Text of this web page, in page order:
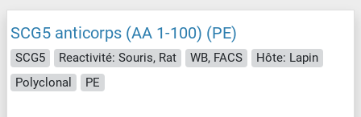
SCG5 anticorps (AA 1-100) (PE)
SCG5 Reactivité: Souris, Rat WB, FACS
Hôte: Lapin
Polyclonal
PE